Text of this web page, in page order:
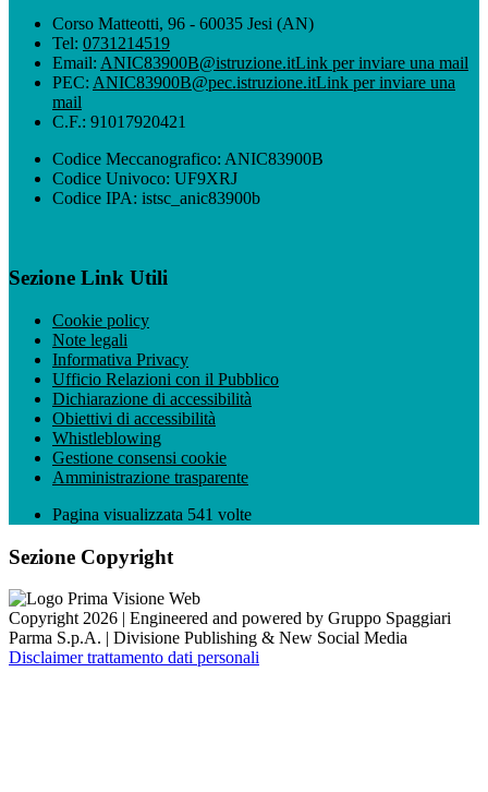
Corso Matteotti, 96 - 60035 Jesi (AN)
Tel: 0731214519
Email: ANIC83900B@istruzione.itLink per inviare una mail
PEC: ANIC83900B@pec.istruzione.itLink per inviare una
mail
C.F.: 91017920421
Codice Meccanografico: ANIC83900B
Codice Univoco: UF9XRJ
Codice IPA: istsc_anic83900b
Sezione Link Utili
Cookie policy
Note legali
Informativa Privacy
Ufficio Relazioni con il Pubblico
Dichiarazione di accessibilità
Obiettivi di accessibilità
Whistleblowing
Gestione consensi cookie
Amministrazione trasparente
Pagina visualizzata 541 volte
Sezione Copyright
Copyright 2026 | Engineered and powered by Gruppo Spaggiari
Parma S.p.A. | Divisione Publishing & New Social Media
Disclaimer trattamento dati personali